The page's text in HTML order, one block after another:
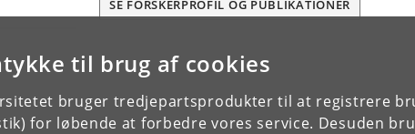
til brug af cookies
bruger tredjepartsprodukter til at registrere
for løbende at forbedre vores service. Desuden
SE FORSKERPROFIL OG PUBLIKATIONER